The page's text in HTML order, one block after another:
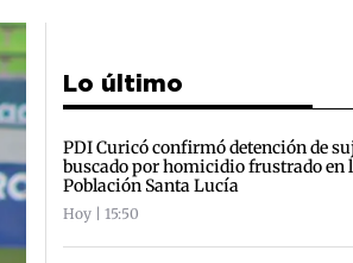
Lo último
PDI Curicó confirmó detención de
buscado por homicidio frustrado en
Población Santa Lucía
Hoy | 15:50